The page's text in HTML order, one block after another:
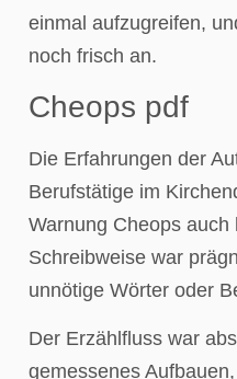
einmal aufzugreifen,
noch frisch an.
Cheops pdf
Die Erfahrungen der
Berufstätige im
Warnung Cheops
Schreibweise war
unnötige Wörter oder
Der Erzählfluss war
gemessenes